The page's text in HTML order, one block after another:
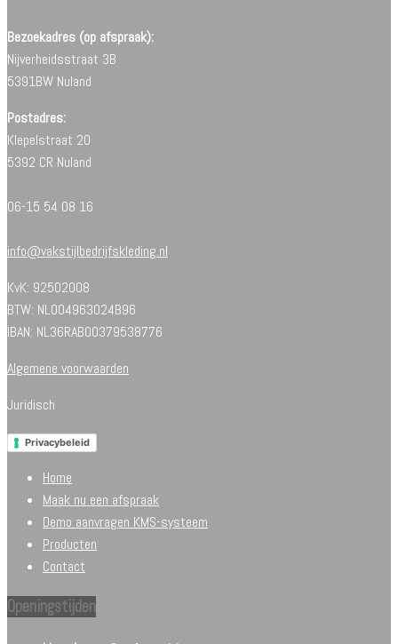
Bezoekadres (op afspraak):
Nijverheidsstraat 3B
5391BW Nuland
Postadres:
Klepelstraat 20
5392 CR Nuland
06-15 54 08 16
info@vakstijlbedrijfskleding.nl
KvK: 92502008
BTW: NL004963024B96
IBAN: NL36RABO0379538776
Algemene voorwaarden
Juridisch
Privacybeleid
Home
Maak nu een afspraak
Demo aanvragen KMS-systeem
Producten
Contact
Openingstijden